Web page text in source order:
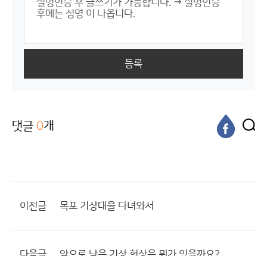
등록
댓글 0개
이전글 목포 기상대을 다녀와서